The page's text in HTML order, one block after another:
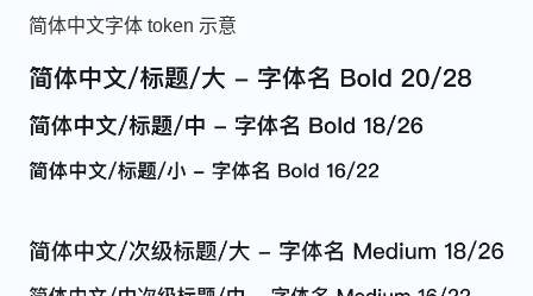
简体中文字体 token 示意